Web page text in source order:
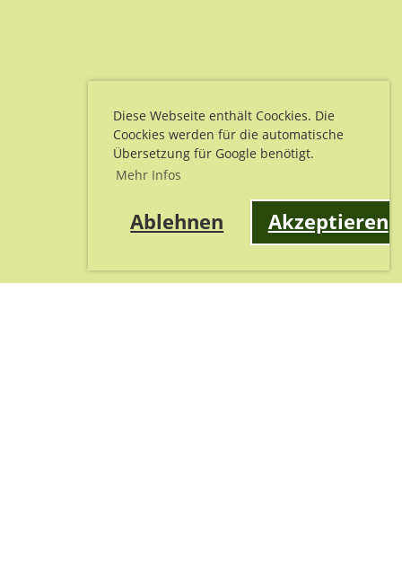
Diese Webseite enthält Coockies. Die
Coockies werden für die automatische
Übersetzung für Google benötigt.
Mehr Infos
Ablehnen Akzeptieren